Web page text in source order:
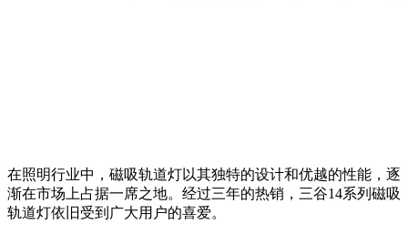
在照明行业中，磁吸轨道灯以其独特的设计和优越的性能，逐
渐在市场上占据一席之地。经过三年的热销，三谷14系列磁吸
轨道灯依旧受到广大用户的喜爱。